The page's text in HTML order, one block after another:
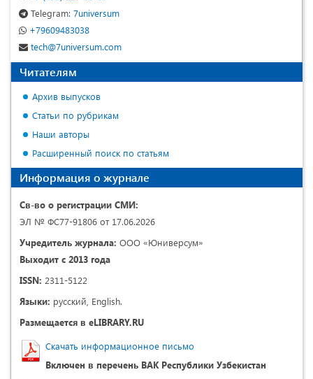
Telegram: 7universum
+79609483038
tech@7universum.com
Читателям
Архив выпусков
Статьи по рубрикам
Наши авторы
Расширенный поиск по статьям
Информация о журнале
Св-во о регистрации СМИ:
ЭЛ № ФС77-91806 от 17.06.2026
Учредитель журнала: ООО «Юниверсум»
Выходит с 2013 года
ISSN: 2311-5122
Языки: русский, English.
Размещается в eLIBRARY.RU
Скачать информационное письмо
Включен в перечень ВАК Республики Узбекистан